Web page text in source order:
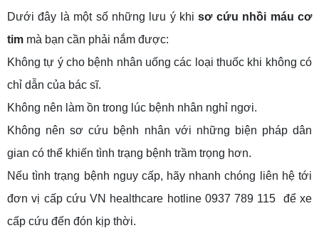
Dưới đây là một số những lưu ý khisơ cứu nhồi máu cơ
tim mà bạn cần phải nắm được:
Không tự ý cho bệnh nhân uống các loại thuốc khi không có
chỉ dẫn của bác sĩ.
Không nên làm ồn trong lúc bệnh nhân nghỉ ngơi.
Không nên sơ cứu bệnh nhân với những biện pháp dân
gian có thể khiến tình trạng bệnh trầm trọng hơn.
Nếu tình trạng bệnh nguy cấp, hãy nhanh chóng liên hệ tới
đơn vị cấp cứu VN healthcare hotline 0937 789 115 để xe
cấp cứu đến đón kịp thời.